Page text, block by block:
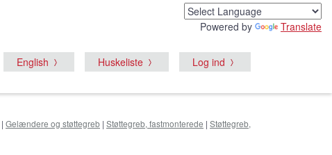
Powered by Translate
English Huskeliste Log ind
| Gelændere og støttegreb | Støttegreb, fastmonterede | Støttegreb,